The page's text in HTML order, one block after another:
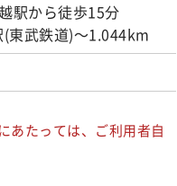
駅から徒歩15分
東武鉄道)～1.044km
あたっては、ご利用者自